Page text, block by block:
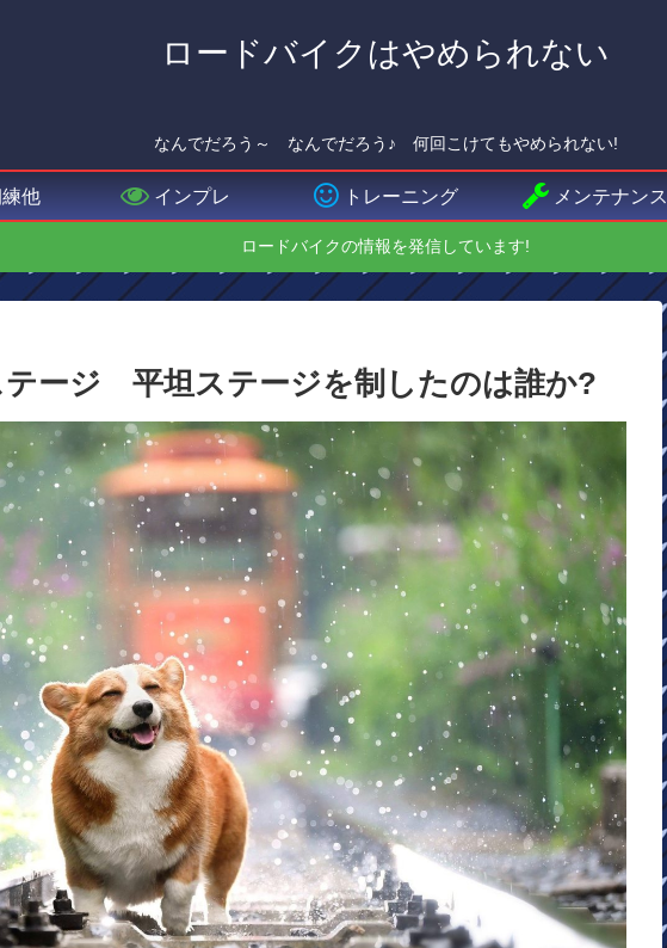
ロードバイクはやめられない
なんでだろう～ なんでだろう♪ 何回こけてもやめられない!
他 インプレ トレーニング メンテナンス
ロードバイクの情報を発信しています!
ージ 平坦ステージを制したのは誰か?